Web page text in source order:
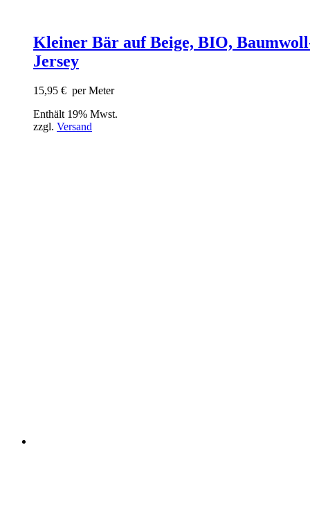
Kleiner Bär auf Beige, BIO,
Jersey
15,95 € per Meter
Enthält 19% Mwst.
zzgl. Versand